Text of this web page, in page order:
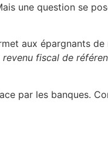
une question se
aux épargnants de
revenu fiscal de
par les banques.